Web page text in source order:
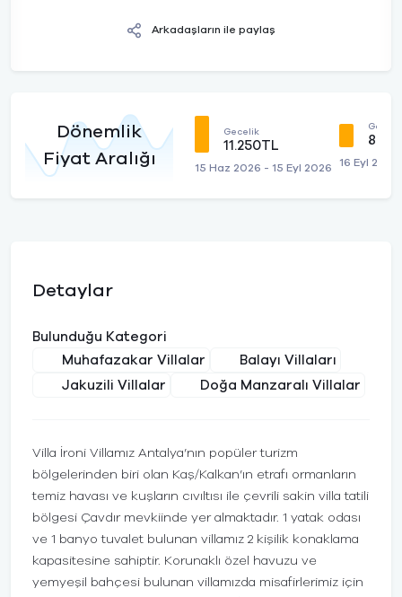
Arkadaşların ile paylaş
Dönemlik
Fiyat Aralığı
Gecelik
11.250TL
15 Haz 2026 - 15 Eyl 2026 16 Eyl
Detaylar
Bulunduğu Kategori
Muhafazakar Villalar
Balayı Villaları
Jakuzili Villalar
Doğa Manzaralı Villalar
Villa İroni Villamız Antalya’nın popüler turizm
bölgelerinden biri olan Kaş/Kalkan’ın etrafı ormanların
temiz havası ve kuşların cıvıltısı ile çevrili sakin villa tatili
bölgesi Çavdır mevkiinde yer almaktadır. 1 yatak odası
ve 1 banyo tuvalet bulunan villamız 2 kişilik konaklama
kapasitesine sahiptir. Korunaklı özel havuzu ve
yemyeşil bahçesi bulunan villamızda misafirlerimiz için